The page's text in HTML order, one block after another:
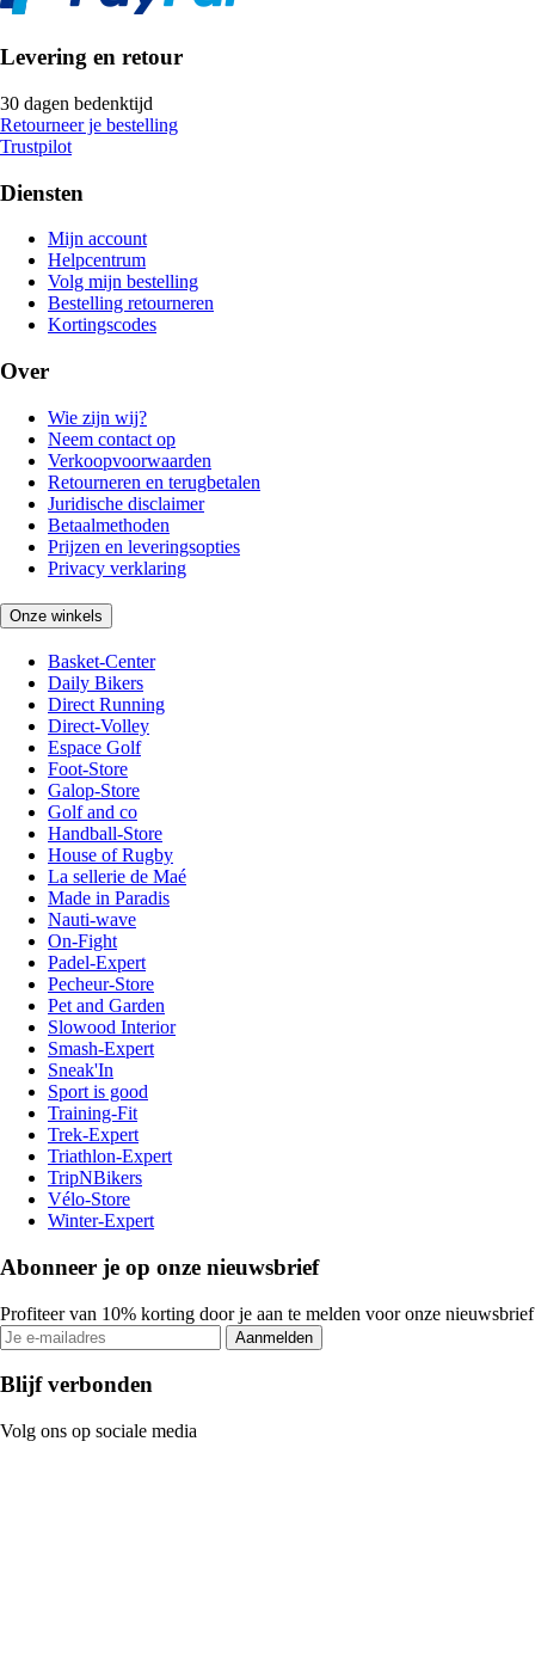
Levering en retour
30 dagen bedenktijd
Retourneer je bestelling
Trustpilot
Diensten
Mijn account
Helpcentrum
Volg mijn bestelling
Bestelling retourneren
Kortingscodes
Over
Wie zijn wij?
Neem contact op
Verkoopvoorwaarden
Retourneren en terugbetalen
Juridische disclaimer
Betaalmethoden
Prijzen en leveringsopties
Privacy verklaring
Onze winkels
Basket-Center
Daily Bikers
Direct Running
Direct-Volley
Espace Golf
Foot-Store
Galop-Store
Golf and co
Handball-Store
House of Rugby
La sellerie de Maé
Made in Paradis
Nauti-wave
On-Fight
Padel-Expert
Pecheur-Store
Pet and Garden
Slowood Interior
Smash-Expert
Sneak'In
Sport is good
Training-Fit
Trek-Expert
Triathlon-Expert
TripNBikers
Vélo-Store
Winter-Expert
Abonneer je op onze nieuwsbrief
Profiteer van 10% korting door je aan te melden voor onze nieuwsbrief
Aanmelden
Blijf verbonden
Volg ons op sociale media